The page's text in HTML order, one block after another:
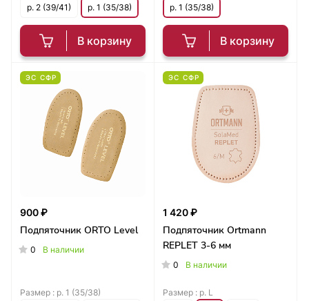
В корзину
р. 2 (39/41) р. 1 (35/38)
В корзину
р. 1 (35/38)
ЭС СФР
900 ₽
Подпяточник ORTO Level
0 В наличии
Размер : р. 1 (35/38)
ЭС СФР
1 420 ₽
Подпяточник Ortmann
REPLET 3-6 мм
0 В наличии
Размер : р. L